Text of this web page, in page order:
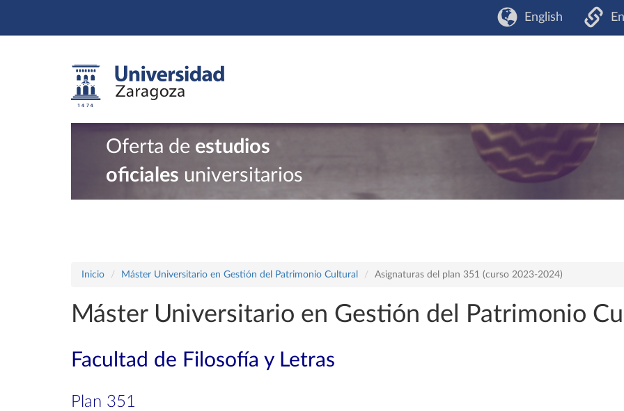
English
Oferta de estudios
oficiales universitarios
Inicio Máster Universitario en Gestión del Patrimonio Cultural Asignaturas del plan 351 (curso 2023-2024)
Máster Universitario en Gestión del Patrimonio
Facultad de Filosofía y Letras
Plan 351